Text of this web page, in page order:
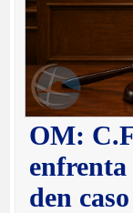
OM:
enfrenta
den